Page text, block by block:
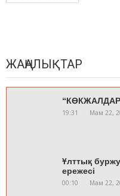
ЖАҢАЛЫҚТАР
19:31 Мам 22,
Ұлттық
ережесі
00:10 Мам 22,